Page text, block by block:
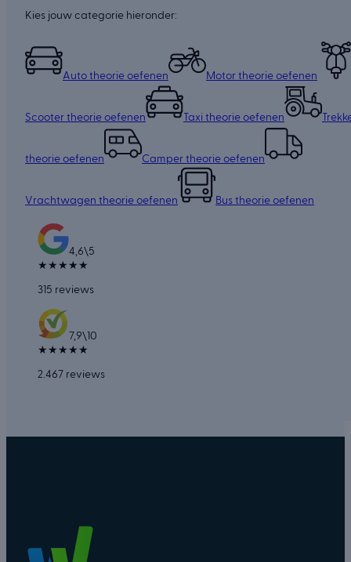
Kies jouw categorie hieronder:
Auto theorie oefenen Motor theorie oefenen
Scooter theorie oefenen Taxi theorie oefenen
theorie oefenen Camper theorie oefenen
Vrachtwagen theorie oefenen Bus theorie oefenen
4,6\5
★ ★ ★ ★ ★
315 reviews
7,9\ 10
★ ★ ★ ★ ★
2.467 reviews